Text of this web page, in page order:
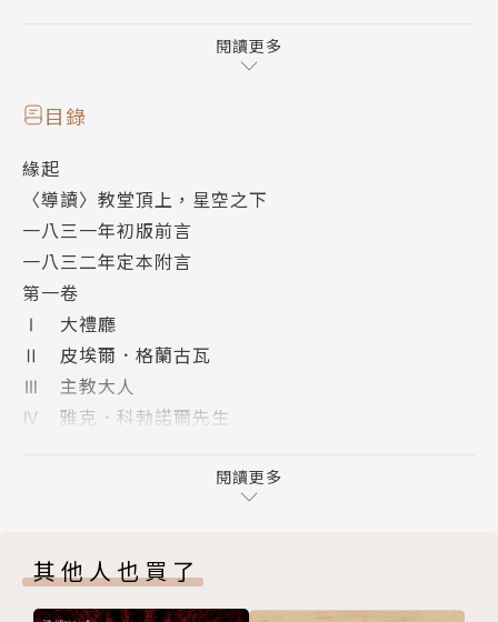
鐘人凱西莫多，他無父無母，本是棄嬰，後被聖母院的
教士克洛德收為養子。然而克洛德對十六歲的波希米亞
少女愛絲梅拉達一見傾心，指使凱西莫多將她綁架。
英俊的皇家衛隊長菲比斯，搭救了愛絲梅拉達，並贏得
佳人芳心。克洛德妒火中燒，暗殺衛隊長，並嫁禍給愛
絲梅拉達……
在這部古希臘式的悲劇中，雨果探討了美麗與醜惡、純
潔與汙濁、光明與黑暗等永恆的人性課題，其中愛恨糾
葛、情欲交錯，但如此濃烈的愛情最終能否迎來皆大歡
喜的結局呢？
征服世界的文學大師，小說家、詩人、劇作家。
閱讀更多
目錄
緣起
〈導讀〉教堂頂上，星空之下
一八三一年初版前言
一八三二年定本附言
第一卷
Ⅰ 大禮廳
Ⅱ 皮埃爾．格蘭古瓦
Ⅲ 主教大人
Ⅳ 雅克．科勃諾爾先生
Ⅱ 河灘廣場
Ⅲ 以親吻回報拳頭
閱讀更多
其他人也買了